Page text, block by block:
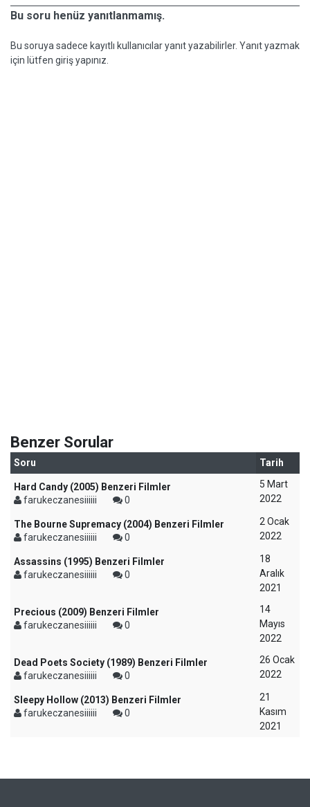
Bu soru henüz yanıtlanmamış.
Bu soruya sadece kayıtlı kullanıcılar yanıt yazabilirler. Yanıt yazmak
için lütfen giriş yapınız.
Benzer Sorular
Soru Tarih
Hard Candy (2005) Benzeri Filmler
farukeczanesiiiiii
0
5 Mart
2022
The Bourne Supremacy (2004) Benzeri Filmler
farukeczanesiiiiii
0
2 Ocak
2022
Assassins (1995) Benzeri Filmler
farukeczanesiiiiii
0
18
Aralık
2021
Precious (2009) Benzeri Filmler
farukeczanesiiiiii
0
14
Mayıs
2022
Dead Poets Society (1989) Benzeri Filmler
farukeczanesiiiiii
0
26 Ocak
2022
Sleepy Hollow (2013) Benzeri Filmler
farukeczanesiiiiii
0
21
Kasım
2021